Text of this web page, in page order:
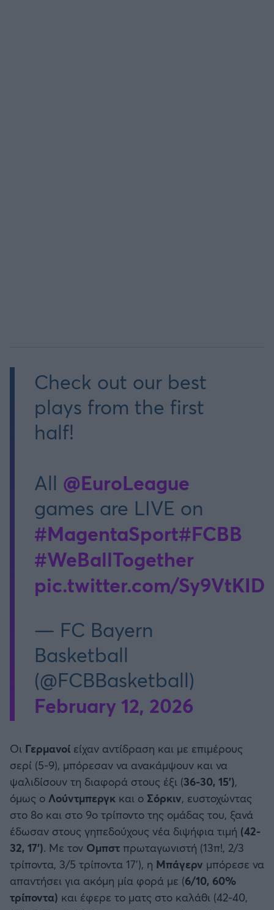
Check out our best
plays from the first
half!
All @EuroLeague
games are LIVE on
#MagentaSport#FCBB
#WeBallTogether
pic.twitter.com/
— FC Bayern
Basketball
(@FCBBasketball)
February 12, 2026
Οι Γερμανοί είχαν αντίδραση και με επιμέρους
σερί (5-9), μπόρεσαν να ανακάμψουν και να
ψαλιδίσουν τη διαφορά στους έξι (36-30, 15’),
όμως ο Λούντμπεργκ και ο Σόρκιν, ευστοχώντας
στο 8ο και στο 9ο τρίποντο της ομάδας του, ξανά
έδωσαν στους γηπεδούχους νέα διψήφια τιμή (42-
32, 17’). Με τον Ομπστ πρωταγωνιστή (13π!, 2/3
τρίποντα, 3/5 τρίποντα 17’), η Μπάγερν μπόρεσε να
απαντήσει για ακόμη μία φορά με (6/10, 60%
τρίποντα) και έφερε το ματς στο καλάθι (42-40,